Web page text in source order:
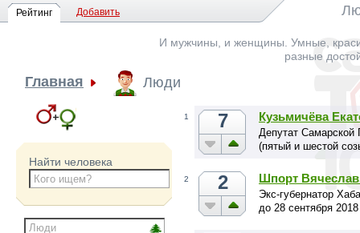
Рейтинг Добавить
И мужчины, и женщины. Умные,
разные
Главная Люди
Найти человека
1 7 Кузьмичёва
Депутат Самарской
(пятый и шестой
2 2 Шпорт
Экс-губернатор
до 28 сентября